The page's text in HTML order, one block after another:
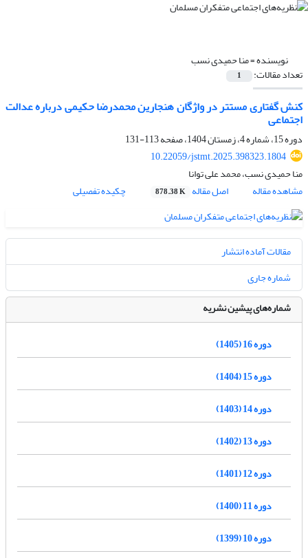
نویسنده =منا حمیدی نسب
تعداد مقالات: 1
کنش گفتاری مستتر در واژگان هنجارین محمدرضا حکیمی درباره عدالت
اجتماعی
دوره 15، شماره 4، زمستان 1404، صفحه
113-131
10.22059/jstmt.2025.398323.1804
منا حمیدی نسب، محمد علی توانا
مشاهده مقاله
اصل مقاله 878.38 K چکیده تفصیلی
مقالات آماده انتشار
شماره جاری
شماره‌های پیشین نشریه
دوره 16 (1405)
دوره 15 (1404)
دوره 14 (1403)
دوره 13 (1402)
دوره 12 (1401)
دوره 11 (1400)
دوره 10 (1399)